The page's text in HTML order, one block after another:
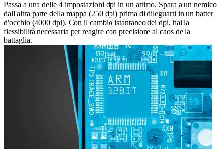
Passa a una delle 4 impostazioni dpi in un attimo. Spara a un nemico
dall'altra parte della mappa (250 dpi) prima di dileguarti in un batter
d'occhio (4000 dpi). Con il cambio istantaneo dei dpi, hai la
flessibilità necessaria per reagire con precisione al caos della
battaglia.